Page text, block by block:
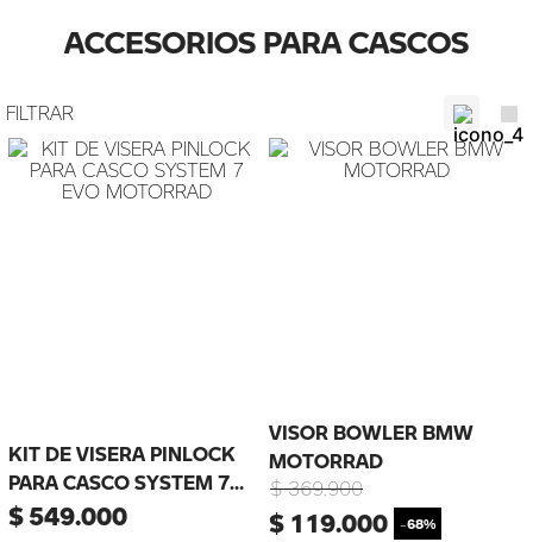
ACCESORIOS PARA CASCOS
KIT DE VISERA PINLOCK
PARA CASCO SYSTEM 7
EVO MOTORRAD
$549.000
VISOR BOWLER BMW
MOTORRAD
$ 369.900
$ 119.000 -68%